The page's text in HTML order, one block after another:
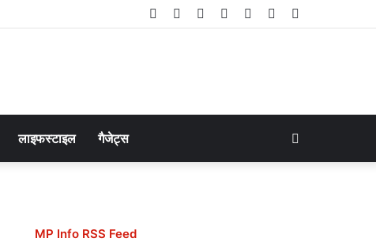
Telegram
Instagram
YouTube
LinkedIn
Twitter
Facebook
लाइफस्टाइल गैजेट्स
MP Info RSS Feed